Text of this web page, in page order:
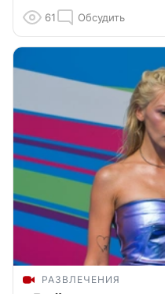
61 Обсудить
РАЗВЛЕЧЕНИЯ